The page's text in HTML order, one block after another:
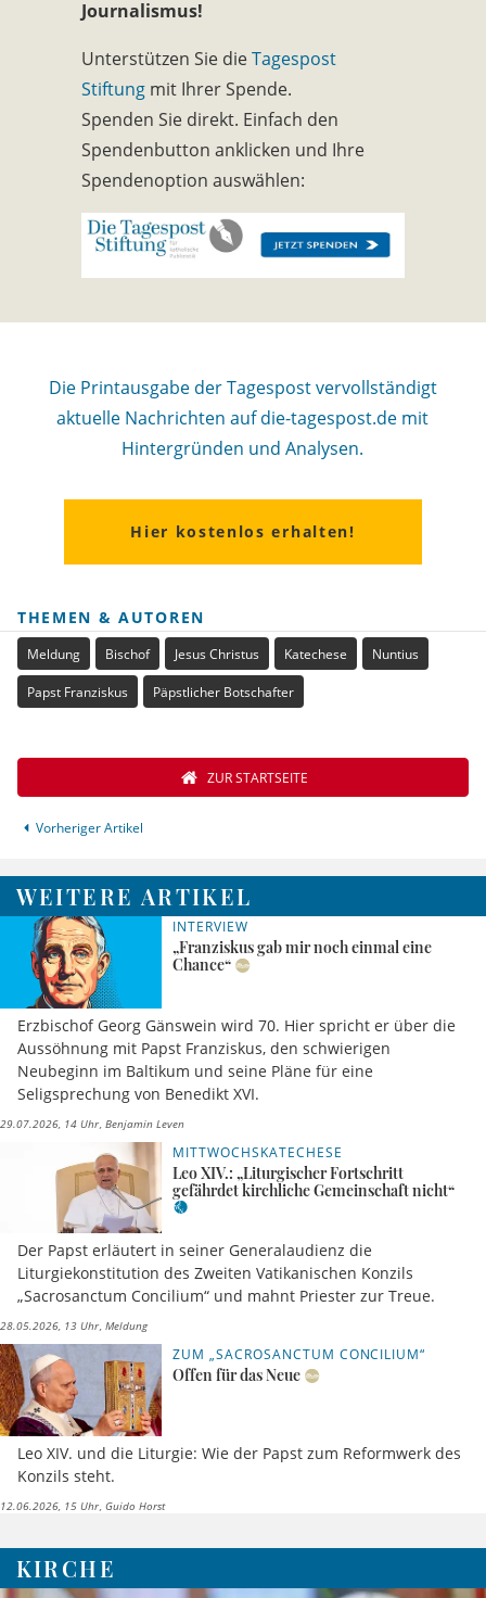
Journalismus!
Unterstützen Sie dieTagespost
Stiftung mit Ihrer Spende.
Spenden Sie direkt. Einfach den
Spendenbutton anklicken und Ihre
Spendenoption auswählen:
Die Printausgabe der Tagespost vervollständigt
aktuelle Nachrichten auf die-tagespost.de mit
Hintergründen und Analysen.
Hier kostenlos erhalten!
THEMEN & AUTOREN
Meldung Bischof Jesus Christus Katechese Nuntius
Papst Franziskus Päpstlicher Botschafter
Vorheriger Artikel
ZUR STARTSEITE
WEITERE ARTIKEL
INTERVIEW
„Franziskus gab mir noch einmal eine
Chance“
Erzbischof Georg Gänswein wird 70. Hier spricht er über die
Aussöhnung mit Papst Franziskus, den schwierigen
Neubeginn im Baltikum und seine Pläne für eine
Seligsprechung von Benedikt XVI.
29.07.2026, 14 Uhr Benjamin Leven
MITTWOCHSKATECHESE
Leo XIV.: „Liturgischer Fortschritt
gefährdet kirchliche Gemeinschaft nicht“
Der Papst erläutert in seiner Generalaudienz die
Liturgiekonstitution des Zweiten Vatikanischen Konzils
„Sacrosanctum Concilium“ und mahnt Priester zur Treue.
28.05.2026, 13 Uhr Meldung
ZUM „SACROSANCTUM CONCILIUM“
Offen für das Neue
Leo XIV. und die Liturgie: Wie der Papst zum Reformwerk des
Konzils steht.
12.06.2026, 15 Uhr Guido Horst
KIRCHE